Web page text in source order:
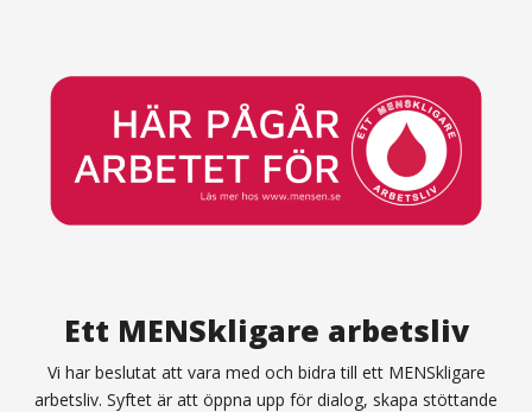
Ett MENSkligare arbetsliv
Vi har beslutat att vara med och bidra till ett MENSkligare
arbetsliv. Syftet är att öppna upp för dialog, skapa stöttande